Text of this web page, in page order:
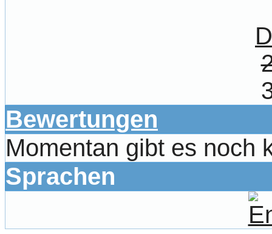
Bewertungen
Momentan gibt es noch
Sprachen